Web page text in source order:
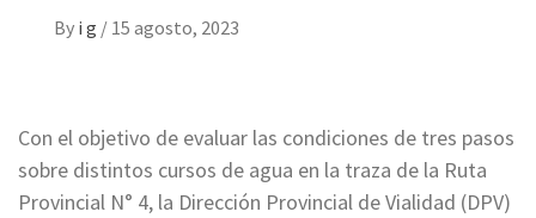
By i g / 15 agosto, 2023
Con el objetivo de evaluar las condiciones de tres pasos
sobre distintos cursos de agua en la traza de la Ruta
Provincial N° 4, la Dirección Provincial de Vialidad (DPV)